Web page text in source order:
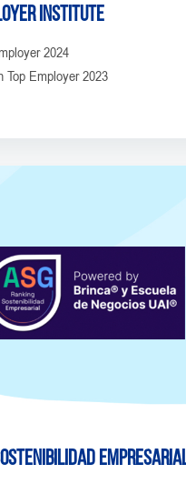
Institute
2024
Top Employer 2023
Empresarial